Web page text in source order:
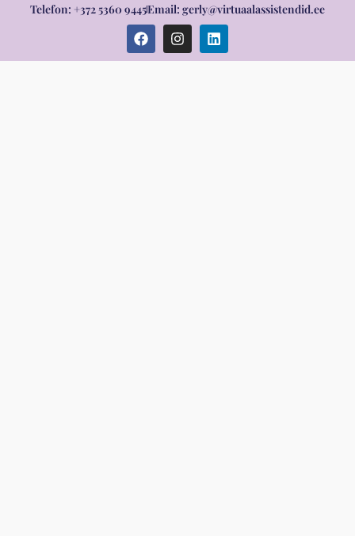
Telefon: +372 5360 9445Email: gerly@virtuaalassistendid.ee